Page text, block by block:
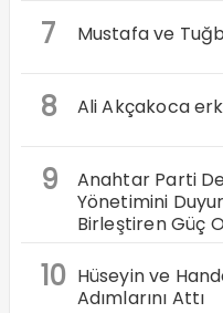
7 Mustafa ve
8 Ali Akçakoca
9
Anahtar Parti
Yönetimini
Birleştiren Güç
10 Hüseyin ve
Adımlarını Attı